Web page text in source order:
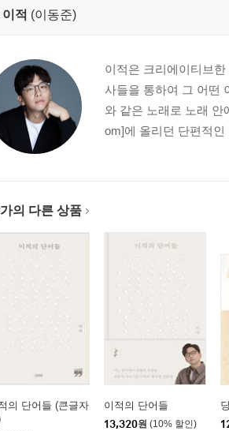
춤 * 창작 * 사고실험 * 멀티태스킹 * 거위 *
짜증 * 경우 * 솜사탕 * 눈물 * 이석증 * 고
심
이적 (이동준)
이적은 크리에이티브
사들을 통하여 그 어떤
와 같은 노래로 노래
om]에 올리던 단편적
의 다른 상품
의 단어들 (큰글자
이적의 단어들
13,320원 (10% 할인)